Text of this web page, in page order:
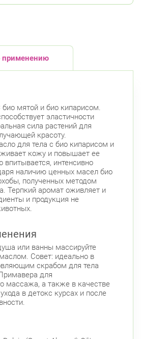
применению
мятой и био кипарисом.
эластичности
сила растений для
красоту.
для тела с био кипарисом и
кожу и повышает ее
впитывается, интенсивно
наличию ценных масел био
полученных методом
Терпкий аромат оживляет и
и продукция не
или ванны массируйте
Совет: идеально в
скрабом для тела
для
массажа, а также в качестве
в детокс курсах и после